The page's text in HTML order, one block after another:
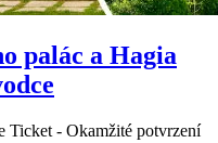
palác a Hagia
Ticket - Okamžité potvrzení